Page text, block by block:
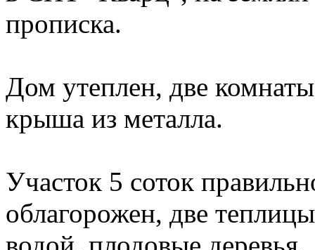
прописка.
Дом утеплен, две
крыша из металла.
Участок 5 соток
облагорожен, две